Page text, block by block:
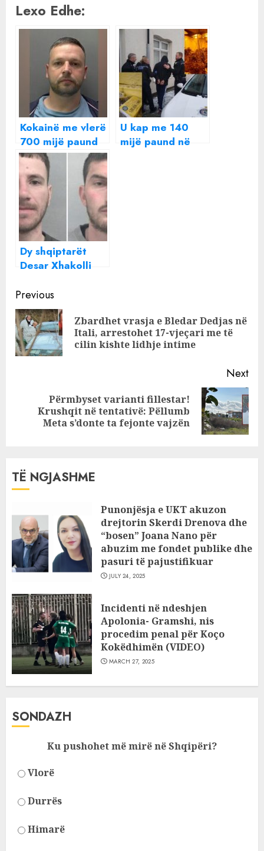
Lexo Edhe:
Kokainë me vlerë
700 mijë paund
dënohet me 11
vite burg
shqiptari në
Britani (EMRI)
U kap me 140
mijë paund në
Dy shqiptarët
Desar Xhakolli
kapën në
‘shtëpinë e barit’
në Britani, droga
arrinte vlerën e
100 mijë paund
Continue
Reading
Previous
Zbardhet vrasja e Bledar Dedjas në
Itali, arrestohet 17-vjeçari me të
cilin kishte lidhje intime
Next
Next
Përmbyset varianti fillestar!
Krushqit në tentativë: Pëllumb
Meta s’donte ta fejonte vajzën
TË NGJASHME
Punonjësja e UKT akuzon
drejtorin Skerdi Drenova dhe
“bosen” Joana Nano për
abuzim me fondet publike dhe
pasuri të pajustifikuar
JULY 24, 2025
Incidenti në ndeshjen
Apolonia- Gramshi, nis
procedim penal për Koço
Kokëdhimën (VIDEO)
MARCH 27, 2025
SONDAZH
Ku pushohet më mirë në Shqipëri?
Vlorë
Durrës
Himarë